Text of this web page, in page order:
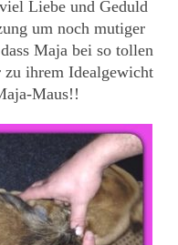
Liebe und Geduld
um noch mutiger
Maja bei so tollen
zu ihrem Idealgewicht
Maus!!